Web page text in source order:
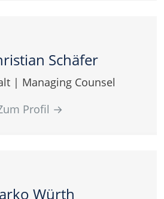
Schäfer
| Managing Counsel
Profil →
Würth